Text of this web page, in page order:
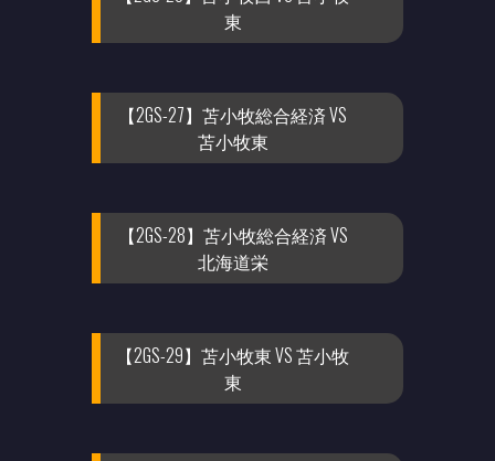
東
【2GS-27】苫小牧総合経済 VS
苫小牧東
【2GS-28】苫小牧総合経済 VS
北海道栄
【2GS-29】苫小牧東 VS 苫小牧
東